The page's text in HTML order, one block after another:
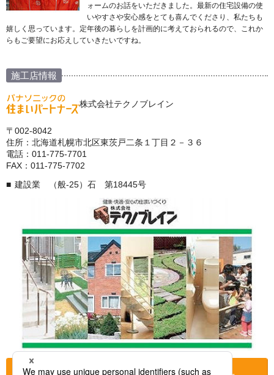
ォームのお話をいただきました。最新の住宅設備の使
いやすさや安心感をとても喜んでくださり、私たちも
嬉しく思っています。定年後の暮らしを計画的に考えておられるので、これか
らもご要望にお応えしていきたいですね。
施工店情報
株式会社テクノブレイン
〒002-8042
住所：北海道札幌市北区東茨戸二条１丁目２－３６
電話：011-775-7701
FAX：011-775-7702
建設業 （般-25）石 第18445号